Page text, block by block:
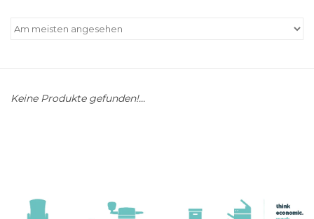
Keine Produkte gefunden!...